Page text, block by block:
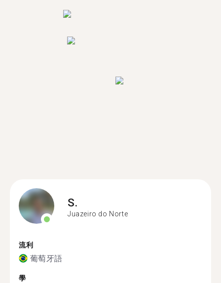
S.
Juazeiro do Norte
流利
葡萄牙語
學